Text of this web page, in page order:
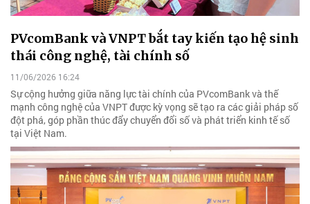
PVcomBank và VNPT bắt tay kiến tạo hệ sinh
thái công nghệ, tài chính số
11/06/2026 16:24
Sự cộng hưởng giữa năng lực tài chính của PVcomBank và thế
mạnh công nghệ của VNPT được kỳ vọng sẽ tạo ra các giải pháp số
đột phá, góp phần thúc đẩy chuyển đổi số và phát triển kinh tế số
tại Việt Nam.